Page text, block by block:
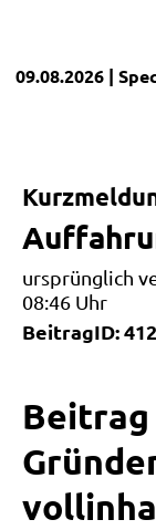
09.08.2026 |
ursprünglich
08:46 Uhr
BeitragID: